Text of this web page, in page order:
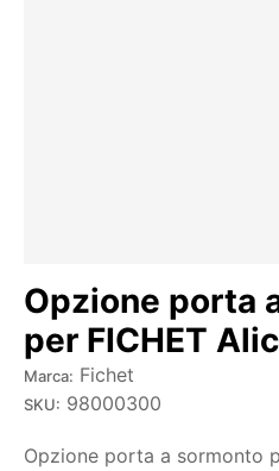
Opzione porta
per FICHET
Marca: Fichet
SKU: 98000300
Opzione porta a sormonto